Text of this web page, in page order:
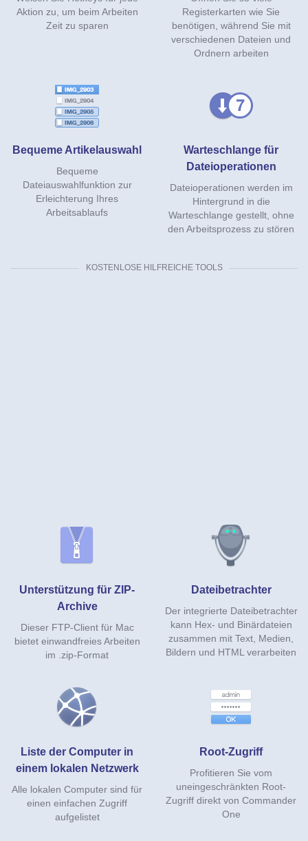
Aktion zu, um beim Arbeiten
Zeit zu sparen
Registerkarten wie Sie
benötigen, während Sie mit
verschiedenen Dateien und
Ordnern arbeiten
Bequeme Artikelauswahl
Bequeme
Dateiauswahlfunktion zur
Erleichterung Ihres
Arbeitsablaufs
Warteschlange für
Dateioperationen
Dateioperationen werden im
Hintergrund in die
Warteschlange gestellt, ohne
den Arbeitsprozess zu stören
KOSTENLOSE HILFREICHE TOOLS
Unterstützung für ZIP-
Archive
Dieser FTP-Client für Mac
bietet einwandfreies Arbeiten
im .zip-Format
Dateibetrachter
Der integrierte Dateibetrachter
kann Hex- und Binärdateien
zusammen mit Text, Medien,
Bildern und HTML verarbeiten
Liste der Computer in
einem lokalen Netzwerk
Alle lokalen Computer sind für
einen einfachen Zugriff
aufgelistet
Root-Zugriff
Profitieren Sie vom
uneingeschränkten Root-
Zugriff direkt von Commander
One